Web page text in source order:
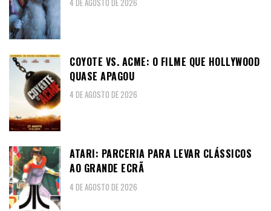
COYOTE VS. ACME: O FILME QUE HOLLYWOOD
QUASE APAGOU
4 DE AGOSTO DE 2026
ATARI: PARCERIA PARA LEVAR CLÁSSICOS
AO GRANDE ECRÃ
4 DE AGOSTO DE 2026